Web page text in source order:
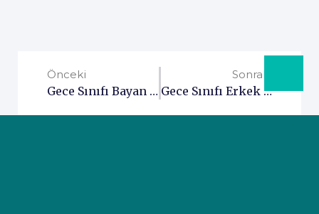
Önceki
Gece Sınıfı Bayan Öğreniciler İçin Önemli Duyuru
Sonraki
Gece Sınıfı Erkek Öğreniciler İçin Önemli Duyuru